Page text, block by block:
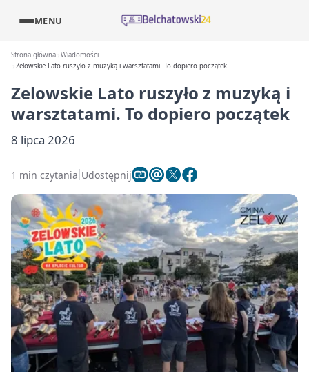
MENU
Strona główna Wiadomości
Zelowskie Lato ruszyło z muzyką i warsztatami. To dopiero początek
Zelowskie Lato ruszyło z muzyką i
warsztatami. To dopiero początek
8 lipca 2026
1 min czytania Udostępnij